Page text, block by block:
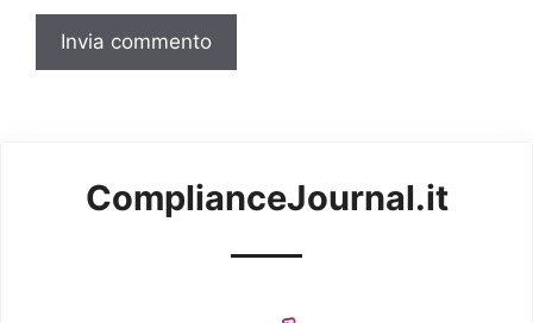
ComplianceJournal.it